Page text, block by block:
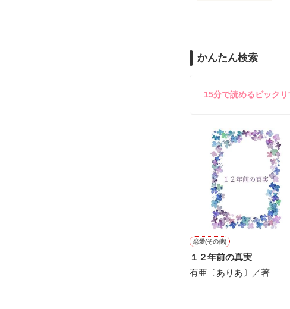
雪瀬鷹哉（29）が『
鷹哉『宜しくな、俺の
シゴデキで冷徹な
※表紙も作中使用の
※執筆期間2026.6.3
※他サイトさんにて
かんたん検索
15分で読めるビック
恋愛(その他)
１２年前の真実
有亜〔ありあ〕／著